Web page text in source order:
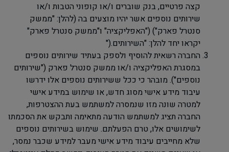
קצה פרטיים, בנק שוברים ו/או קופוני הטבות ו/או
שירותים נוספים אשר יהיו מוצעים בה (להלן: "ממשק
סנטרל פארק") ("האפליקציה" ו"ממשק סנטרל פארק"
יקראו יחד להלן: "השירותים").
החברה רשאית להוסיף ולספק בעתיד שירותים נוספים
במסגרת האפליקציה ו/או ממשק סנטרל פארק ("שירותים
נוספים"). מובהר כי ככל ששירותים נוספים אלו ידרשו
עיבוד מידע אישי מסוג חדש, או שימוש במידע אישי
למטרה שונה מזו שנמסרה למשתמש בעת ההצטרפות,
החברה תציג למשתמש הודעה מתאימה ותבקש את הסכמתו
לשימושים אלו, טרם הפעלתם. שימוש בשירותים נוספים
שלא מחייבים עיבוד מידע אישי מעבר למידע שכבר נמסר,